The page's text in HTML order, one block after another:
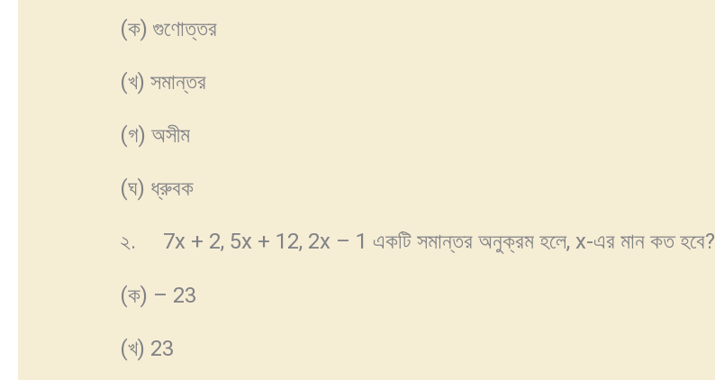
(ক) গুণোত্তর
(খ) সমান্তর
(গ) অসীম
(ঘ) ধ্রুবক
২. 7x + 2, 5x + 12, 2x – 1 একটি সমান্তর অনুক্রম হলে, x-এর মান কত হবে?
(ক) – 23
(খ) 23